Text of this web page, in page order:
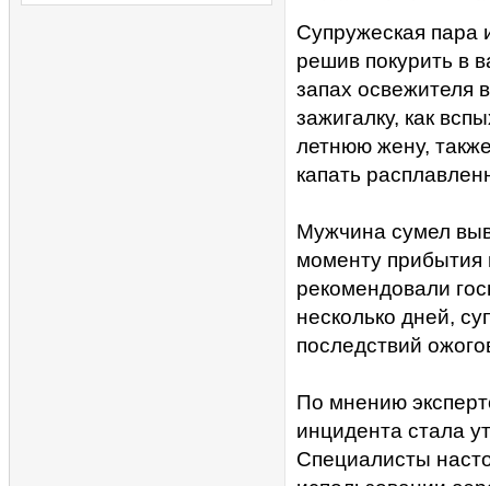
Супружеская пара
решив покурить в
запах освежителя
зажигалку, как
летнюю жену,
капать
Мужчина сумел
моменту прибытия
рекомендовали
несколько дней,
последствий
По мнению
инцидента стала
Специалисты